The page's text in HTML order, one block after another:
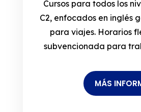
Cursos para todos los
C2, enfocados en inglés
para viajes. Horarios
subvencionada para
MÁS